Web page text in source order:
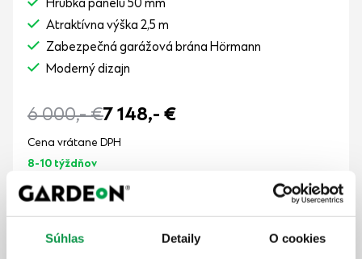
Súhlas Detaily O cookies
Hrúbka panelu 50 mm
Atraktívna výška 2,5 m
Zabezpečná garážová brána Hörmann
Moderný dizajn
6 000,-€7 148,- €
Cena vrátane DPH
8-10 týždňov